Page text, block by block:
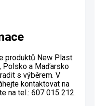
produktů New Plast
Polsko a Maďarsko
s výběrem. V
kontaktovat na
na tel.: 607 015 212.